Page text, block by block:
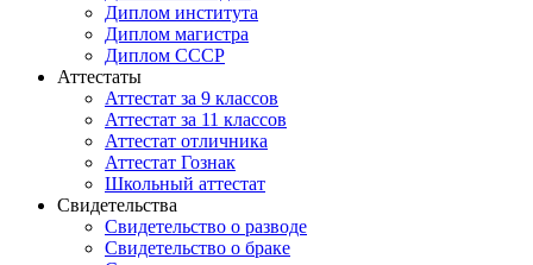
Диплом института
Диплом магистра
Диплом СССР
Аттестаты
Аттестат за 9 классов
Аттестат за 11 классов
Аттестат отличника
Аттестат Гознак
Школьный аттестат
Свидетельства
Свидетельство о разводе
Свидетельство о браке